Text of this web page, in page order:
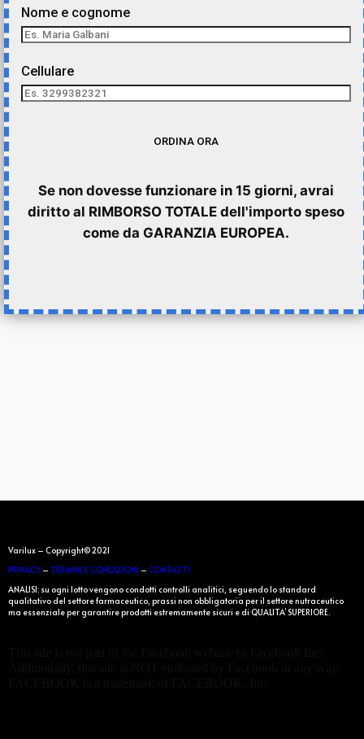
Nome e cognome
Cellulare
Se non dovesse funzionare in 15 giorni, avrai
diritto al RIMBORSO TOTALE dell'importo speso
come da GARANZIA EUROPEA.
Varilux – Copyright© 2021
PRIVACY– TERMINI E CONDIZIONI – CONTATTI
ANALISI: su ogni lotto vengono condotti controlli analitici, seguendo lo standard
qualitativo del settore farmaceutico, prassi non obbligatoria per il settore nutraceutico
ma essenziale per garantire prodotti estremamente sicuri e di QUALITA’ SUPERIORE.